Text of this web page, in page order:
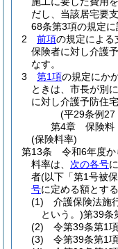
だし、当該居宅要
68条第3項の規定に
2
前項の規定による
保険者に対し介護
なす。
3
第1項の規定にか
ときは、市長が別
に対し介護予防住
(平29条例27
第4章
保険料
(保険料率)
第13条
令和6年度
料率は、 次の各号
者(以下「第1号被
号に定める額とする
(1)
介護保険法施
という。)第39条
(2)
令第39条第1
(3)
令第39条第1